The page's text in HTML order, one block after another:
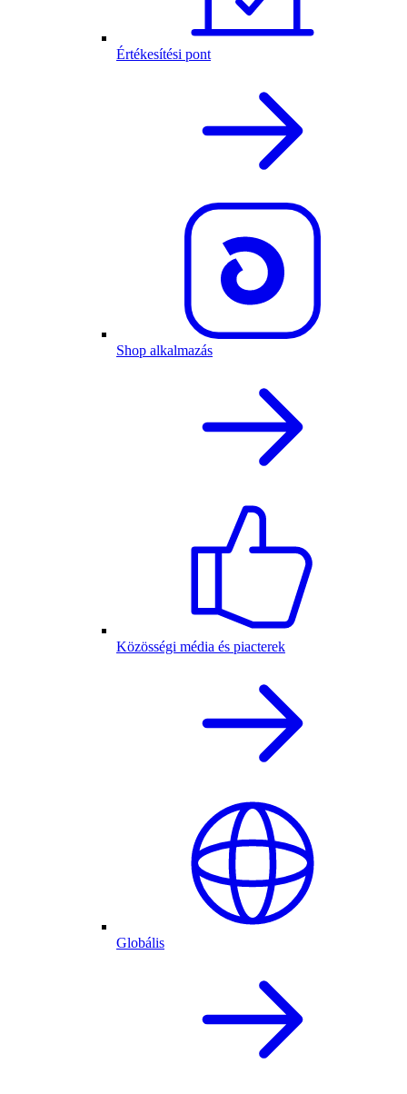
Értékesítési pont
Shop alkalmazás
Közösségi média és piacterek
Globális